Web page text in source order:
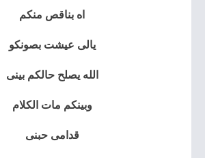
اه بناقص منكم
يالى عيشت بصونكو
الله يصلح حالكم بينى
وبينكم مات الكلام
قدامى حبنى